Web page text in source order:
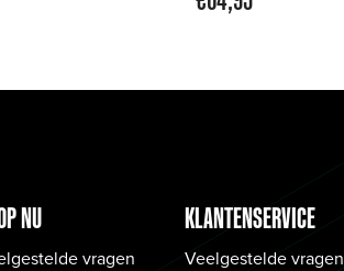
NU
vragen
KLANTENSERVICE
Veelgestelde vragen